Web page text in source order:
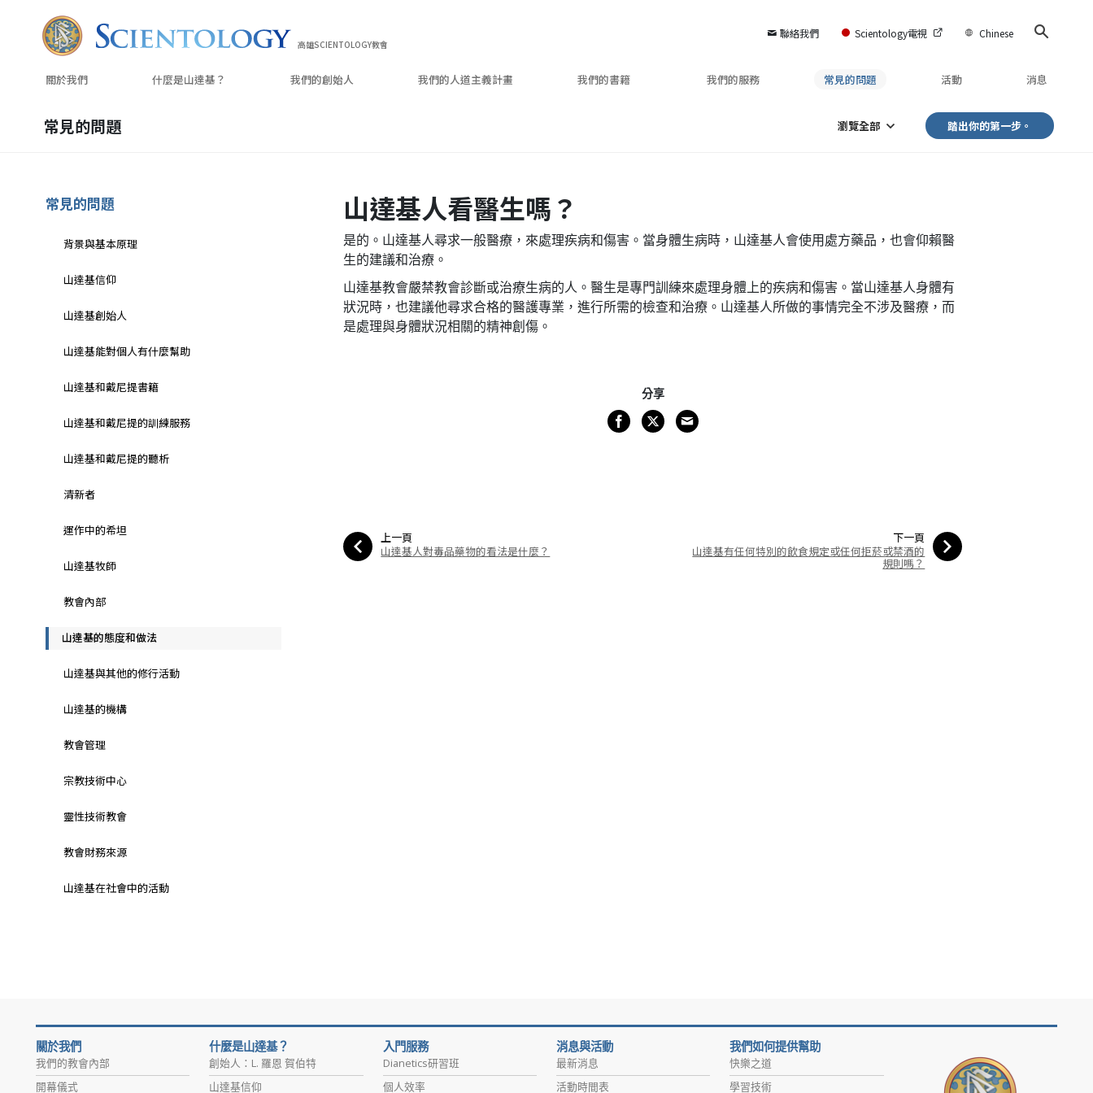
聯絡我們 Scientology電視 Chinese
高雄SCIENTOLOGY教會
關於我們 什麼是山達基？ 我們的創始人 我們的人道主義計畫 我們的書籍 我們的服務 常見的問題 活動 消息
常見的問題 瀏覽全部 踏出你的第一步。
山達基人看醫生嗎？
是的。山達基人尋求一般醫療，來處理疾病和傷害。當身體生病時，山達基人會使用處方藥品，也會仰賴醫
生的建議和治療。
山達基教會嚴禁教會診斷或治療生病的人。醫生是專門訓練來處理身體上的疾病和傷害。當山達基人身體有
狀況時，也建議他尋求合格的醫護專業，進行所需的檢查和治療。山達基人所做的事情完全不涉及醫療，而
是處理與身體狀況相關的精神創傷。
分享
上一頁
山達基人對毒品藥物的看法是什麼？
下一頁
山達基有任何特別的飲食規定或任何拒菸或禁酒的
規則嗎？
常見的問題
背景與基本原理
山達基信仰
山達基創始人
山達基能對個人有什麼幫助
山達基和戴尼提書籍
山達基和戴尼提的訓練服務
山達基和戴尼提的聽析
清新者
運作中的希坦
山達基牧師
教會內部
山達基的態度和做法
山達基與其他的修行活動
山達基的機構
教會管理
宗教技術中心
靈性技術教會
教會財務來源
山達基在社會中的活動
關於我們
我們的教會內部
開幕儀式
什麼是山達基？
創始人：L. 羅恩 賀伯特
山達基信仰
入門服務
Dianetics研習班
個人效率
消息與活動
最新消息
活動時間表
我們如何提供幫助
快樂之道
學習技術